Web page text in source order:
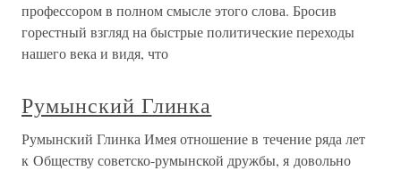
профессором в полном смысле этого слова. Бросив
горестный взгляд на быстрые политические переходы
нашего века и видя, что
Румынский Глинка
Румынский Глинка Имея отношение в течение ряда лет
к Обществу советско-румынской дружбы, я довольно